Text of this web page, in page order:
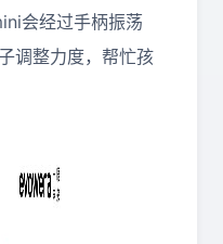
会经过手柄振荡
调整力度，帮忙孩